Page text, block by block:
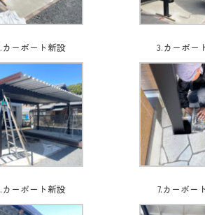
カーポート新設 3.カーポー
カーポート新設 7.カーポー